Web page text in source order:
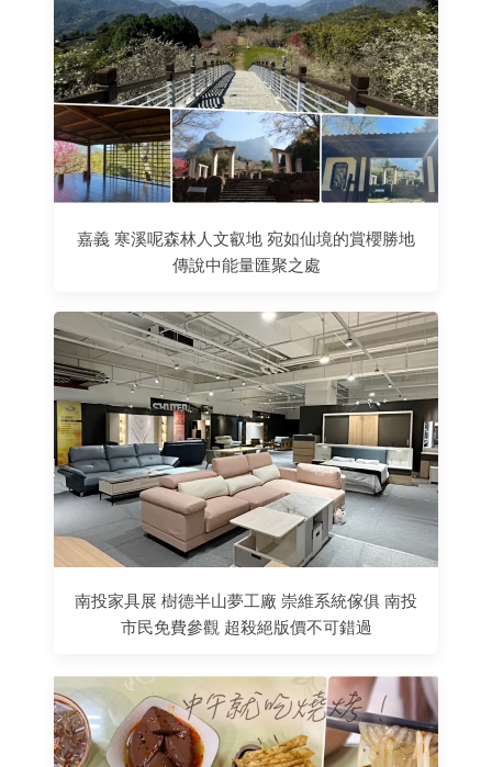
嘉義 寒溪呢森林人文叡地 宛如仙境的賞櫻勝地
傳說中能量匯聚之處
南投家具展 樹德半山夢工廠 崇維系統傢俱 南投
市民免費參觀 超殺絕版價不可錯過